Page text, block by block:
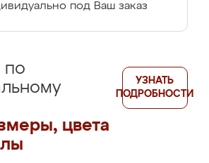
под Ваш заказ
по
цвета
УЗНАТЬ
ПОДРОБНОСТИ